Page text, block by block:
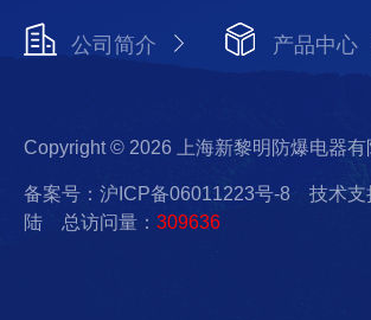
公司简介 产品中心
Copyright © 2026 上海新黎明防爆电器
备案号：沪ICP备06011223号-8 技术支
陆 总访问量： 309636